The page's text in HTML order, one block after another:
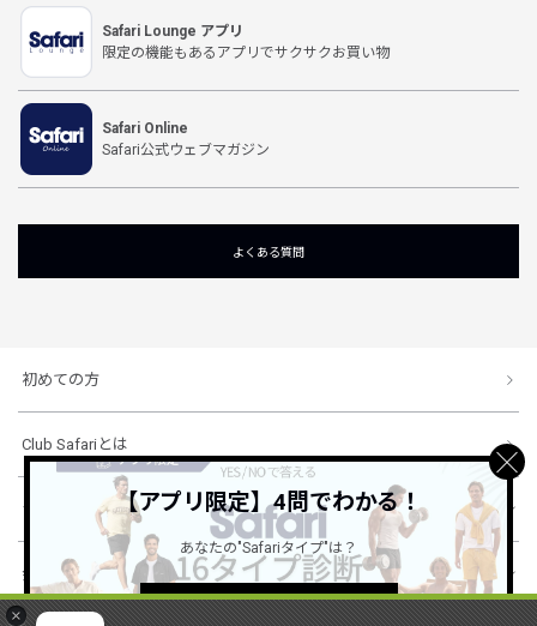
×
Safari Lounge アプリ
限定の機能もあるアプリでサクサクお買い物
Safari Online
Safari公式ウェブマガジン
よくある質問
初めての方
Club Safariとは
ショッピングガイド
会社概要・規約
【アプリ限定】4問でわかる！
あなたの"Safariタイプ"は？
詳しくはこちら ＞